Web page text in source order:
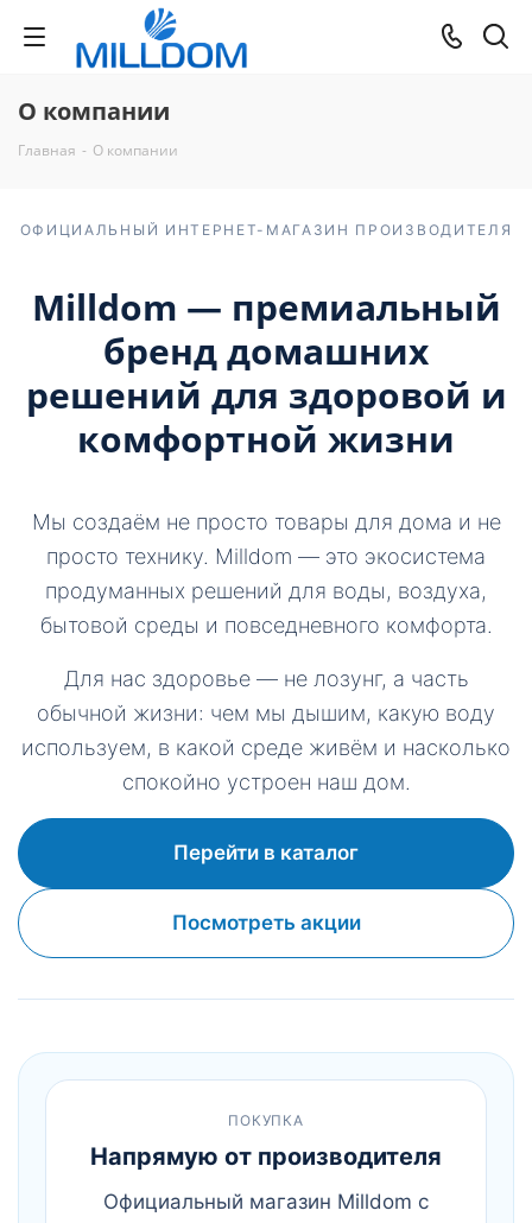
О компании
Главная - О компании
ОФИЦИАЛЬНЫЙ ИНТЕРНЕТ-МАГАЗИН ПРОИЗВОДИТЕЛЯ
Milldom — премиальный
бренд домашних
решений для здоровой и
комфортной жизни
Мы создаём не просто товары для дома и не
просто технику. Milldom — это экосистема
продуманных решений для воды, воздуха,
бытовой среды и повседневного комфорта.
Для нас здоровье — не лозунг, а часть
обычной жизни: чем мы дышим, какую воду
используем, в какой среде живём и насколько
спокойно устроен наш дом.
Перейти в каталог
Посмотреть акции
ПОКУПКА
Напрямую от производителя
Официальный магазин Milldom с